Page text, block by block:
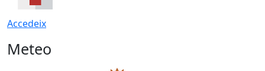
Accedeix
Meteo